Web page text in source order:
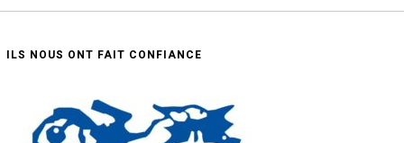
ILS NOUS ONT FAIT CONFIANCE